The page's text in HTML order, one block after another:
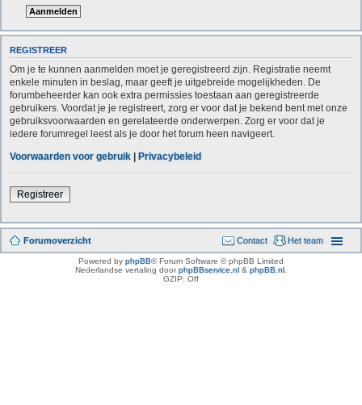
REGISTREER
Om je te kunnen aanmelden moet je geregistreerd zijn. Registratie neemt
enkele minuten in beslag, maar geeft je uitgebreide mogelijkheden. De
forumbeheerder kan ook extra permissies toestaan aan geregistreerde
gebruikers. Voordat je je registreert, zorg er voor dat je bekend bent met onze
gebruiksvoorwaarden en gerelateerde onderwerpen. Zorg er voor dat je
iedere forumregel leest als je door het forum heen navigeert.
Voorwaarden voor gebruik | Privacybeleid
Registreer
Forumoverzicht Het team
Contact
Powered by phpBB® Forum Software © phpBB Limited
Nederlandse vertaling doorphpBBservice.nl & phpBB.nl
GZIP: Off